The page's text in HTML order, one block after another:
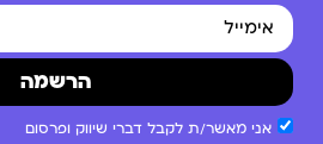
אני מאשר/ת לקבל דברי שיווק ופרסום
הרשמה